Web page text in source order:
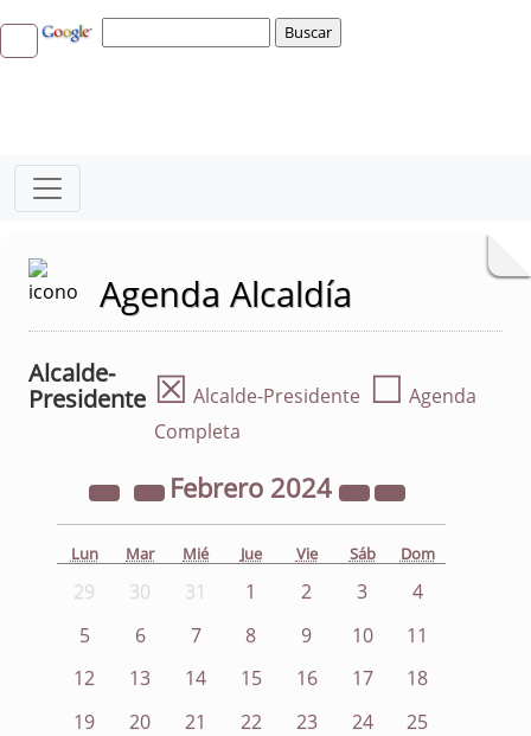
Agenda Alcaldía
Alcalde-
Presidente ☒ Alcalde-Presidente ☐ Agenda
Completa
Febrero 2024
Lun Mar Mié Jue Vie Sáb Dom
29 30 31 1 2 3
4
5
6 7 8 9 10
11
12
13 14 15 16 17
18
19
20 21 22 23 24
25